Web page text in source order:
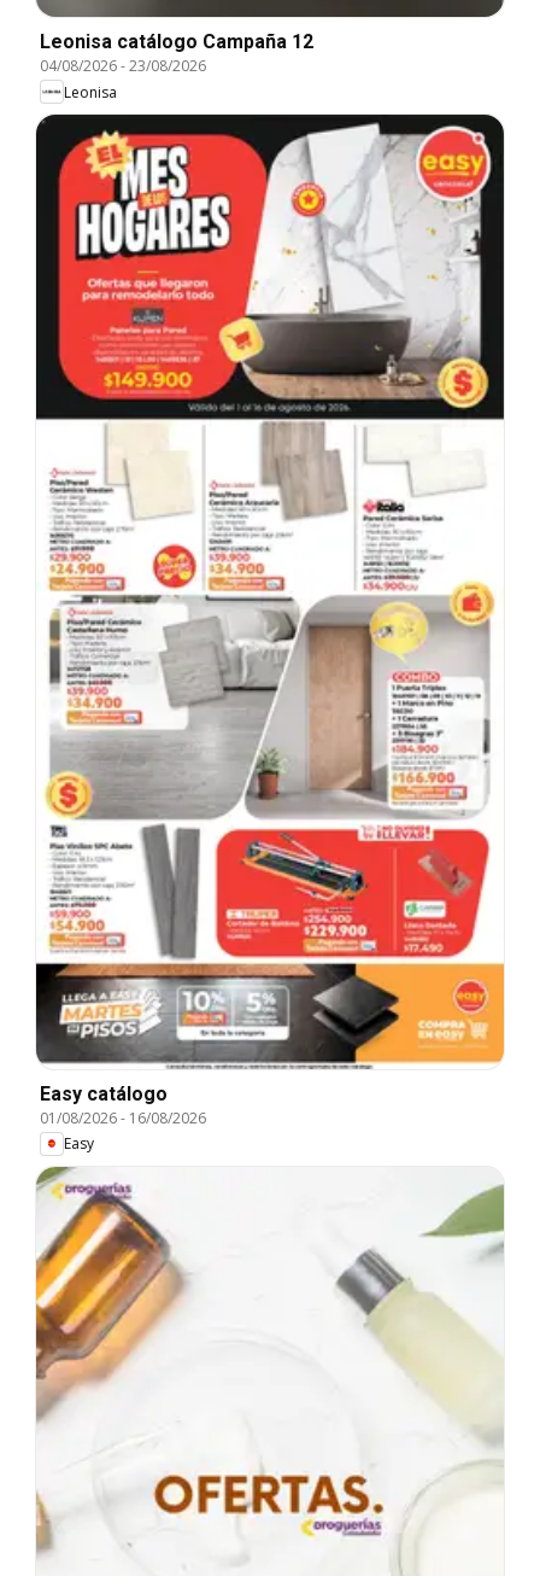
Leonisa catálogo Campaña 12
04/08/2026-23/08/2026
Leonisa
Easy catálogo
01/08/2026- 16/08/2026
Easy